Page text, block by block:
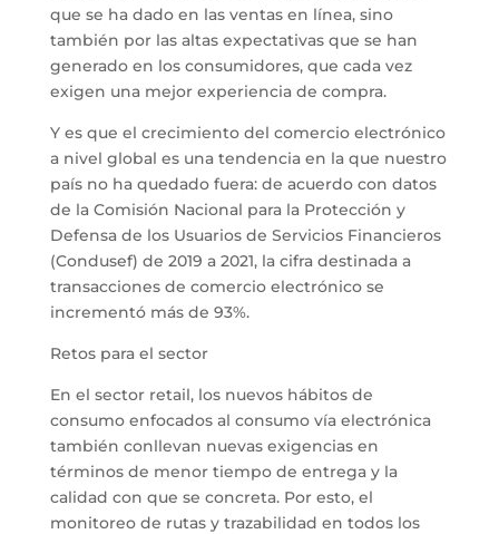
que se ha dado en las ventas en línea, sino
también por las altas expectativas que se han
generado en los consumidores, que cada vez
exigen una mejor experiencia de compra.
Y es que el crecimiento del comercio electrónico
a nivel global es una tendencia en la que nuestro
país no ha quedado fuera: de acuerdo con datos
de la Comisión Nacional para la Protección y
Defensa de los Usuarios de Servicios Financieros
(Condusef) de 2019 a 2021, la cifra destinada a
transacciones de comercio electrónico se
incrementó más de 93%.
Retos para el sector
En el sector retail, los nuevos hábitos de
consumo enfocados al consumo vía electrónica
también conllevan nuevas exigencias en
términos de menor tiempo de entrega y la
calidad con que se concreta. Por esto, el
monitoreo de rutas y trazabilidad en todos los